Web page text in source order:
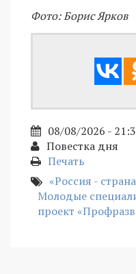
Фото: Борис Ярков
08/08/2026 -
Повестка дня
Печать
«Россия -
Молодые
проект